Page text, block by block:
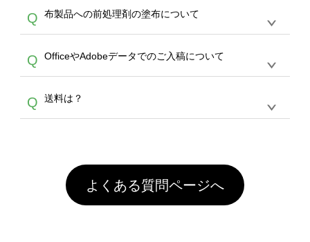
は、デザインツールをご利用ください)
者にご連絡いただき調整をお願い致します。
A
カート内で自動的に割引(最大50%)が適用され
ます。 【付与ポイント】購入金額の1％が1ポ
イントとして付与され、次回ご注文時に1ポイ
ント＝1円としてお使いいただけます。ポイン
トは発送完了の翌日に付与され、次回ご注文時
からご利用頂けます。ポイントの有効期限は一
年間です。【会員ランク】過去10カ月のご注
文回数により会員ランク割引(最大5%)が適用
頂いても、ログインがされていなければ、ラン
クにカウントがされません。
Q 布製品への前処理剤の塗布について
A
意点（前処理剤）】カラー生地（Tシャツのホ
ワイト、トートバッグのナチュラル、ホワイト
といって、プリントを定着させるための処理剤
を塗布しており、短納期・低価格で商品をお届
害な性質で、水洗いで落とすことが可能です。
お手数ですが、お客様ご自身にて着用前に落と
していただけますようお願いいたします。※1
通常注文・直送機能でのご注文に関わらず、前
Q OfficeやAdobeデータでのご入稿について
A
ません。いずれのデータも該当デザインのみ画
像(JPEG,PNG,GIF,PDF)に変換、またはAdobe
Q 送料は？
引」などによるお値引きで4,000円未満になる
場合は送料がかかりますので、ご注意くださ
い。
よくある質問ページへ